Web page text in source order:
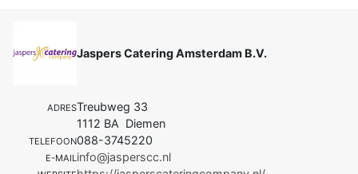
Jaspers Catering Amsterdam B.V.
ADRESTreubweg 33
1112 BA Diemen
TELEFOON088-3745220
E-MAILinfo@jasperscc.nl